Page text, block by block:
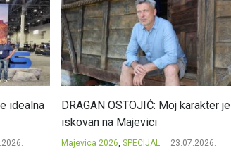
idealna
DRAGAN OSTOJIĆ: Moj karakter je
iskovan na Majevici
Majevica 2026, SPECIJAL 23.07.2026.